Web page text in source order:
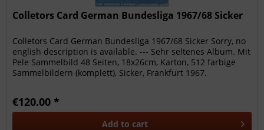
Colletors Card German Bundesliga 1967/68 Sicker
Colletors Card German Bundesliga 1967/68 Sicker Sorry, no
english description is available. --- Sehr seltenes Album. Mit
Pele Sammelbild 48 Seiten, 18x26cm, Karton, 512 farbige
Sammelbildern (komplett), Sicker, Frankfurt 1967.
€120.00 *
Add to cart